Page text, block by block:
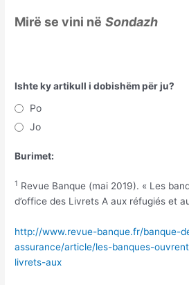
Mirë se vini në Sondazh
Ishte ky artikull i dobishëm për ju?
Po
Jo
Burimet:
1 Revue Banque (mai 2019). « Les
d’office des Livrets A aux réfugiés et
http://www.revue-banque.fr/banque-
assurance/article/les-banques-
livrets-aux